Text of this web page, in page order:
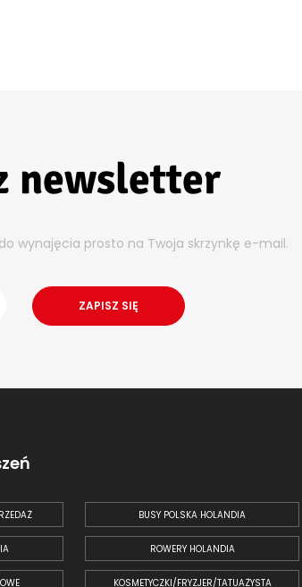
newsletter
wynajęcia prosto na Twoja skrzynkę e-mail.
BUSY POLSKA HOLANDIA
ROWERY HOLANDIA
KOSMETYCZKI/FRYZJER/TATUAŻYSTA